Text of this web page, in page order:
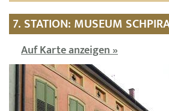
7. STATION: MUSEUM
Auf Karte anzeigen »